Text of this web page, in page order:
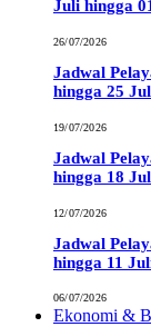
Juli hingga
26/07/2026
Jadwal
hingga 25
19/07/2026
Jadwal
hingga 18
12/07/2026
Jadwal
hingga 11
06/07/2026
Ekonomi &